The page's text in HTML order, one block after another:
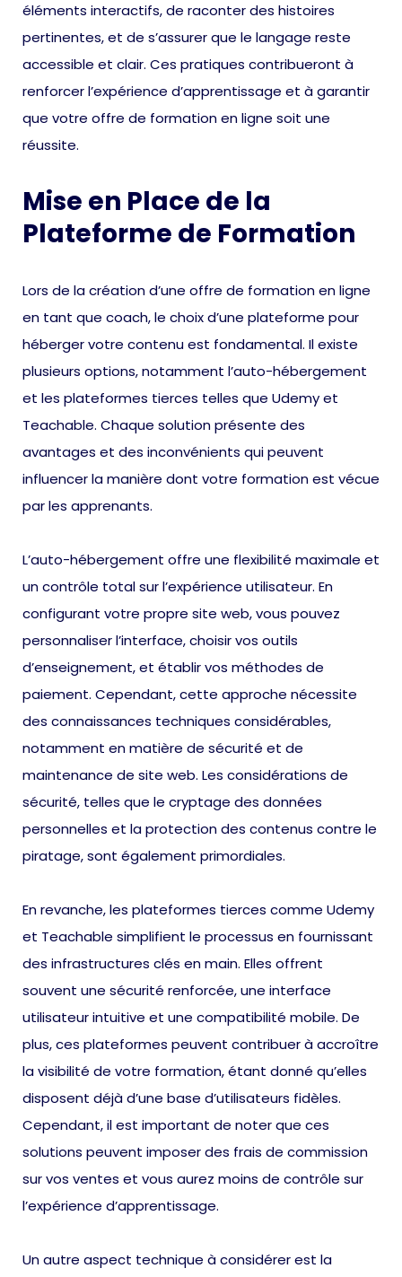
éléments interactifs, de raconter des histoires
pertinentes, et de s’assurer que le langage reste
accessible et clair. Ces pratiques contribueront à
renforcer l’expérience d’apprentissage et à garantir
que votre offre de formation en ligne soit une
réussite.
Mise en Place de la
Plateforme de Formation
Lors de la création d’une offre de formation en ligne
en tant que coach, le choix d’une plateforme pour
héberger votre contenu est fondamental. Il existe
plusieurs options, notamment l’auto-hébergement
et les plateformes tierces telles que Udemy et
Teachable. Chaque solution présente des
avantages et des inconvénients qui peuvent
influencer la manière dont votre formation est vécue
par les apprenants.
L’auto-hébergement offre une flexibilité maximale et
un contrôle total sur l’expérience utilisateur. En
configurant votre propre site web, vous pouvez
personnaliser l’interface, choisir vos outils
d’enseignement, et établir vos méthodes de
paiement. Cependant, cette approche nécessite
des connaissances techniques considérables,
notamment en matière de sécurité et de
maintenance de site web. Les considérations de
sécurité, telles que le cryptage des données
personnelles et la protection des contenus contre le
piratage, sont également primordiales.
En revanche, les plateformes tierces comme Udemy
et Teachable simplifient le processus en fournissant
des infrastructures clés en main. Elles offrent
souvent une sécurité renforcée, une interface
utilisateur intuitive et une compatibilité mobile. De
plus, ces plateformes peuvent contribuer à accroître
la visibilité de votre formation, étant donné qu’elles
disposent déjà d’une base d’utilisateurs fidèles.
Cependant, il est important de noter que ces
solutions peuvent imposer des frais de commission
sur vos ventes et vous aurez moins de contrôle sur
l’expérience d’apprentissage.
Un autre aspect technique à considérer est la